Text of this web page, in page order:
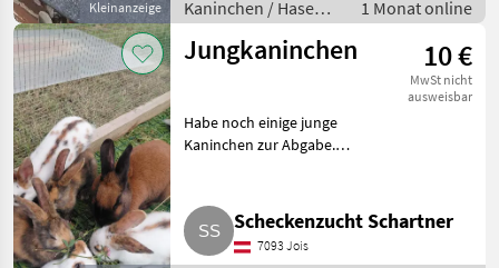
Kleinanzeige
Kaninchen / Hasen /
Jungkaninchen
1 Monat online
Jungkaninchen 10 €
MwSt nicht
ausweisbar
Habe noch einige junge
Kaninchen zur Abgabe.
Abgabe. Bei Mehrabnahme ist
der Preis verhandelbar. Bei
Interesse e
Scheckenzucht Schartner
7093 Jois